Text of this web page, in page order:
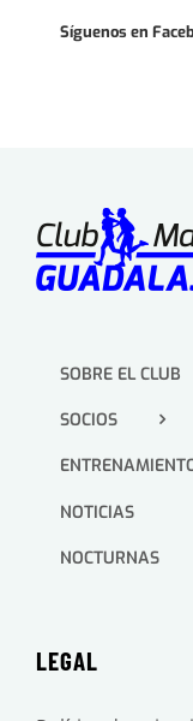
Síguenos en
SOBRE EL CLUB
SOCIOS
NOTICIAS
NOCTURNAS
LEGAL